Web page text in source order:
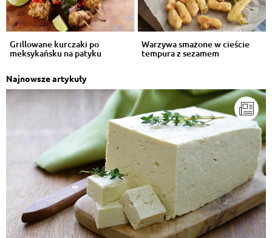
Grillowane kurczaki po
meksykańsku na patyku
Warzywa smażone w cieście
tempura z sezamem
Najnowsze artykuły